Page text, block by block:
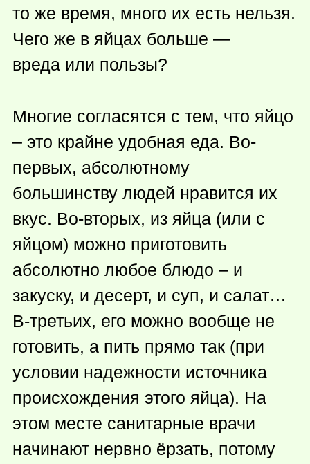
то же время, много их есть нельзя.
Чего же в яйцах больше —
вреда или пользы?
Многие согласятся с тем, что яйцо
– это крайне удобная еда. Во-
первых, абсолютному
большинству людей нравится их
вкус. Во-вторых, из яйца (или с
яйцом) можно приготовить
абсолютно любое блюдо – и
закуску, и десерт, и суп, и салат…
В-третьих, его можно вообще не
готовить, а пить прямо так (при
условии надежности источника
происхождения этого яйца). На
этом месте санитарные врачи
начинают нервно ёрзать, потому